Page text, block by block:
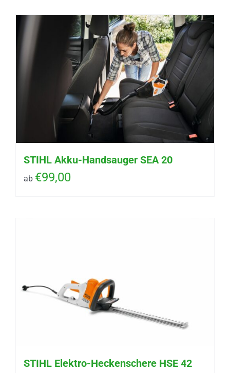
STIHL Akku-Handsauger SEA 20
ab €99,00
STIHL Elektro-Heckenschere HSE 42